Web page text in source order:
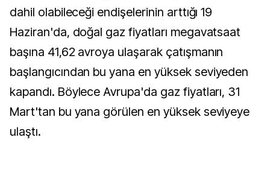
dahil olabileceği endişelerinin arttığı 19
Haziran'da, doğal gaz fiyatları megavatsaat
başına 41,62 avroya ulaşarak çatışmanın
başlangıcından bu yana en yüksek seviyeden
kapandı. Böylece Avrupa'da gaz fiyatları, 31
Mart'tan bu yana görülen en yüksek seviyeye
ulaştı.